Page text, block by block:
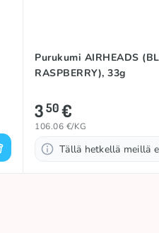
Purukumi AIRHEADS
RASPBERRY), 33g
350€
106.06 €/KG
Tällä hetkellä meillä